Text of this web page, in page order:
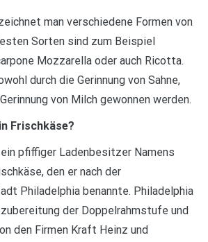
man verschiedene Formen von
Sorten sind zum Beispiel
Mozzarella oder auch Ricotta.
durch die Gerinnung von Sahne,
von Milch gewonnen werden.
Frischkäse?
pfiffiger Ladenbesitzer Namens
den er nach der
Philadelphia benannte. Philadelphia
der Doppelrahmstufe und
den Firmen Kraft Heinz und